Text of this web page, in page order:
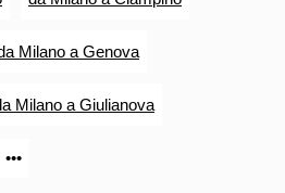
Milano a Genova
Milano a Giulianova
•••